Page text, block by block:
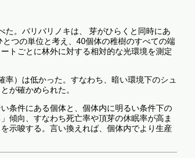
。バリバリノキは、 芽がひらくと同時にあ
つの単位と考え、40個体の稚樹のすべての端
トごとに林外に対する相対的な光環境を測定
）は低かった。すなわち、暗い環境下のシュ
が確かめられた。
条件にある個体と、個体内に明るい条件下の
傾向、すなわち死亡率や頂芽の休眠率が高ま
示唆する。言い換えれば、個体内でより生産